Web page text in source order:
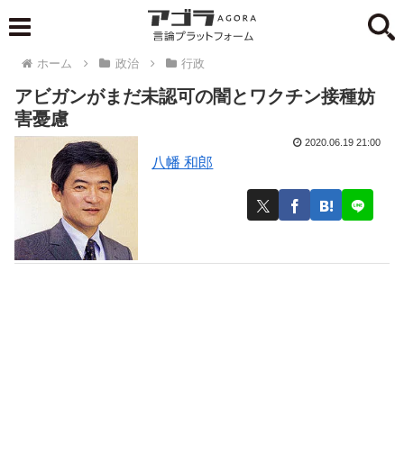
ホーム 政治 行政
アビガンがまだ未認可の闇とワクチン接種妨
害憂慮
八幡 和郎
2020.06.19 21:00